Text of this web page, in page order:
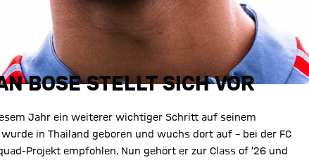
BOSE STELLT SICH VOR
Jahr ein weiterer wichtiger Schritt auf seinem
in Thailand geboren und wuchs dort auf – bei der FC
Projekt empfohlen. Nun gehört er zur Class of ’26 und